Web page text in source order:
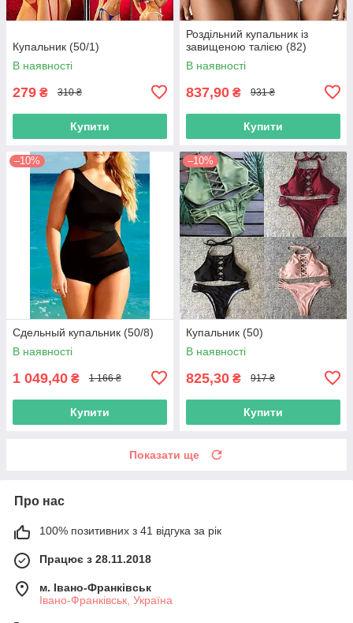
Купальник (50/1)
В наявності
279 ₴ 310 ₴
Купити
Роздільний купальник із
завищеною талією (82)
В наявності
837,90 ₴ 931 ₴
Купити
–10%
Сдельный купальник (50/8)
В наявності
1 049,40 ₴ 1 166 ₴
Купити
–10%
Купальник (50)
В наявності
825,30 ₴ 917 ₴
Купити
Показати ще
Про нас
100% позитивних з 41 відгука за рік
Працює з 28.11.2018
м. Івано-Франківськ
Івано-Франківськ, Україна